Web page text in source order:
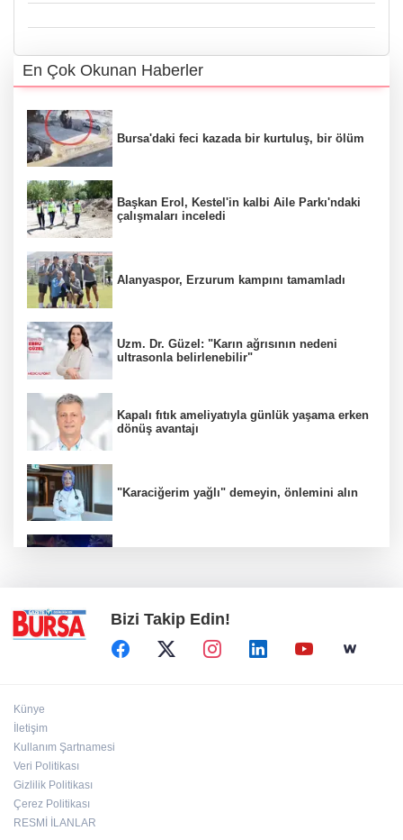
En Çok Okunan Haberler
Bursa'daki feci kazada bir kurtuluş, bir ölüm
Başkan Erol, Kestel'in kalbi Aile Parkı'ndaki
çalışmaları inceledi
Alanyaspor, Erzurum kampını tamamladı
Uzm. Dr. Güzel: "Karın ağrısının nedeni
ultrasonla belirlenebilir"
Kapalı fıtık ameliyatıyla günlük yaşama erken
dönüş avantajı
"Karaciğerim yağlı" demeyin, önlemini alın
Bizi Takip Edin!
Künye
İletişim
Kullanım Şartnamesi
Veri Politikası
Gizlilik Politikası
Çerez Politikası
RESMİ İLANLAR